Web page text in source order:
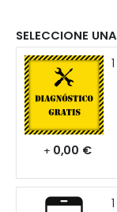
SELECCIONE
+ 0,00 €